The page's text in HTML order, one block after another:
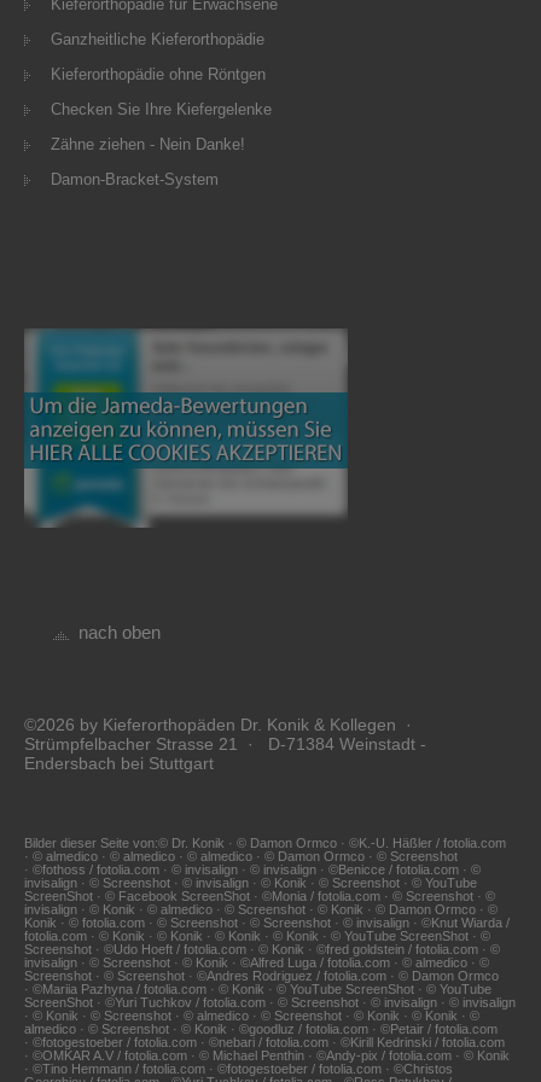
Kieferorthopädie für Erwachsene
Ganzheitliche Kieferorthopädie
Kieferorthopädie ohne Röntgen
Checken Sie Ihre Kiefergelenke
Zähne ziehen - Nein Danke!
Damon-Bracket-System
nach oben
©2026 by Kieferorthopäden Dr. Konik & Kollegen ·
Strümpfelbacher Strasse 21 · D-71384 Weinstadt -
Endersbach bei Stuttgart
Bilder dieser Seite von:© Dr. Konik · © Damon Ormco · ©K.-U. Häßler / fotolia.com
· © almedico · © almedico · © almedico · © Damon Ormco · © Screenshot
· ©fothoss / fotolia.com · © invisalign · © invisalign · ©Benicce / fotolia.com · ©
invisalign · © Screenshot · © invisalign · © Konik · © Screenshot · © YouTube
ScreenShot · © Facebook ScreenShot · ©Monia / fotolia.com · © Screenshot · ©
invisalign · © Konik · © almedico · © Screenshot · © Konik · © Damon Ormco · ©
Konik · © fotolia.com · © Screenshot · © Screenshot · © invisalign · ©Knut Wiarda /
fotolia.com · © Konik · © Konik · © Konik · © Konik · © YouTube ScreenShot · ©
Screenshot · ©Udo Hoeft / fotolia.com · © Konik · ©fred goldstein / fotolia.com · ©
invisalign · © Screenshot · © Konik · ©Alfred Luga / fotolia.com · © almedico · ©
Screenshot · © Screenshot · ©Andres Rodriguez / fotolia.com · © Damon Ormco
· ©Mariia Pazhyna / fotolia.com · © Konik · © YouTube ScreenShot · © YouTube
ScreenShot · ©Yuri Tuchkov / fotolia.com · © Screenshot · © invisalign · © invisalign
· © Konik · © Screenshot · © almedico · © Screenshot · © Konik · © Konik · ©
almedico · © Screenshot · © Konik · ©goodluz / fotolia.com · ©Petair / fotolia.com
· ©fotogestoeber / fotolia.com · ©nebari / fotolia.com · ©Kirill Kedrinski / fotolia.com
· ©OMKAR A.V / fotolia.com · © Michael Penthin · ©Andy-pix / fotolia.com · © Konik
· ©Tino Hemmann / fotolia.com · ©fotogestoeber / fotolia.com · ©Christos